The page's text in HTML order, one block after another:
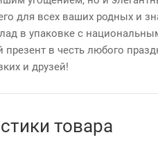
для всех ваших родных и
в упаковке с
презент в честь любого
и друзей!
товара